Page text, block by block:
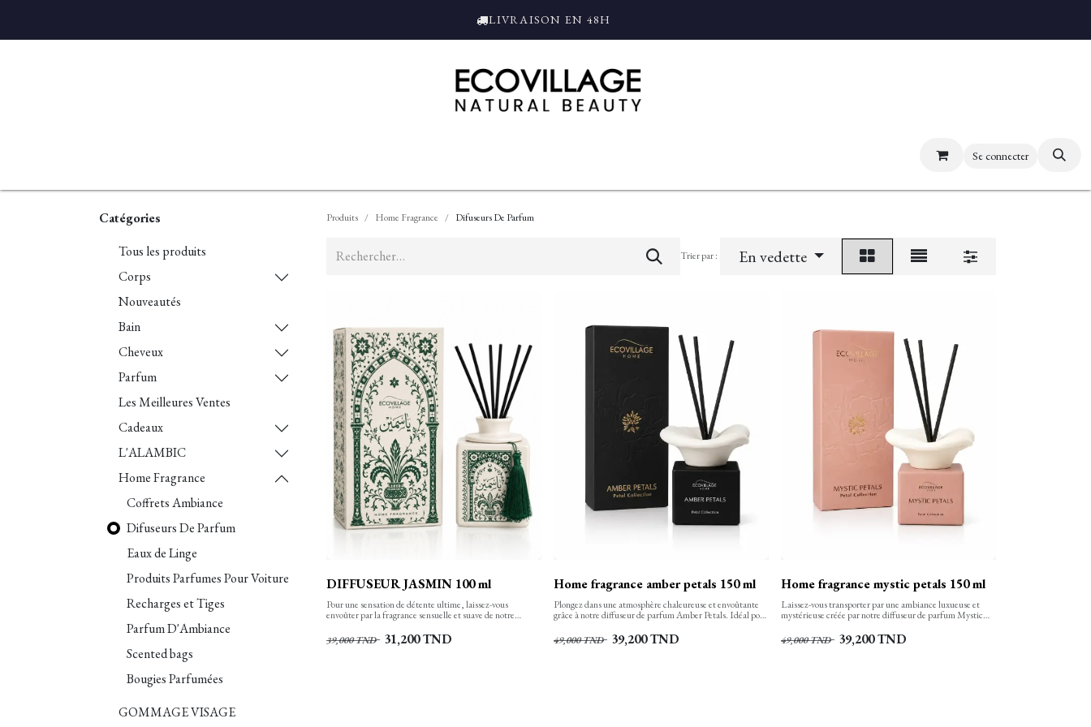
LIVRAISON EN 48H
Se connecter
Catégories
Tous les produits
Corps
Nouveautés
Bain
Cheveux
Parfum
Les Meilleures Ventes
Cadeaux
L'ALAMBIC
Home Fragrance
Coffrets Ambiance
Difuseurs De Parfum
Eaux de Linge
Produits Parfumes Pour Voiture
Recharges et Tiges
Parfum D'Ambiance
Scented bags
Bougies Parfumées
GOMMAGE VISAGE
Produits Home Fragrance Difuseurs De Parfum
Trier par : En vedette
DIFFUSEUR JASMIN 100 ml
Pour une sensation de détente ultime, laissez-vous
envoûter par la fragrance sensuelle et suave de notre
39,000TND 31,200TND
Home fragrance amber petals 150 ml
Plongez dans une atmosphère chaleureuse et envoûtante
grâce à notre diffuseur de parfum Amber Petals. Idéal pour
cocon oriental élégant et durable.
49,000TND 39,200TND
Home fragrance mystic petals 150 ml
Laissez-vous transporter par une ambiance luxueuse et
mystérieuse créée par notre diffuseur de parfum Mystic
49,000TND 39,200TND